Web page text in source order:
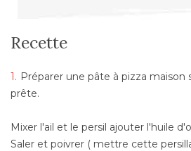
Recette
Préparer une pâte à pizza
prête.
Mixer l'ail et le persil ajouter l'huile
Saler et poivrer ( mettre cette